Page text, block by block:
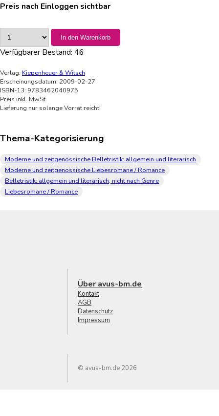
Preis nach Einloggen sichtbar
In den Warenkorb
Verfügbarer Bestand: 46
Verlag: Kiepenheuer & Witsch
Erscheinungsdatum: 2009-02-27
ISBN-13: 9783462040975
Preis inkl. MwSt.
Lieferung nur solange Vorrat reicht!
Thema-Kategorisierung
Moderne und zeitgenössische Belletristik: allgemein und literarisch
Moderne und zeitgenössische Liebesromane / Romance
Belletristik: allgemein und literarisch, nicht nach Genre
Liebesromane / Romance
Über avus-bm.de
Kontakt
AGB
Datenschutz
Impressum
© avus-bm.de 2026